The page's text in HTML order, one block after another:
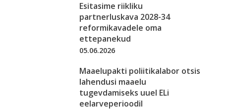
Esitasime riikliku
partnerluskava 2028-34
reformikavadele oma
ettepanekud
05.06.2026
Maaelupakti poliitikalabor otsis
lahendusi maaelu
tugevdamiseks uuel ELi
eelarveperioodil